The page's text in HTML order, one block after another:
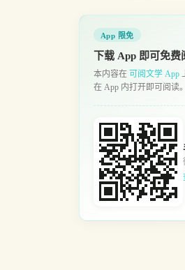
App 限免
下载 App 即可免费
本内容在 可阅文学 App
在 App 内打开即可阅读。